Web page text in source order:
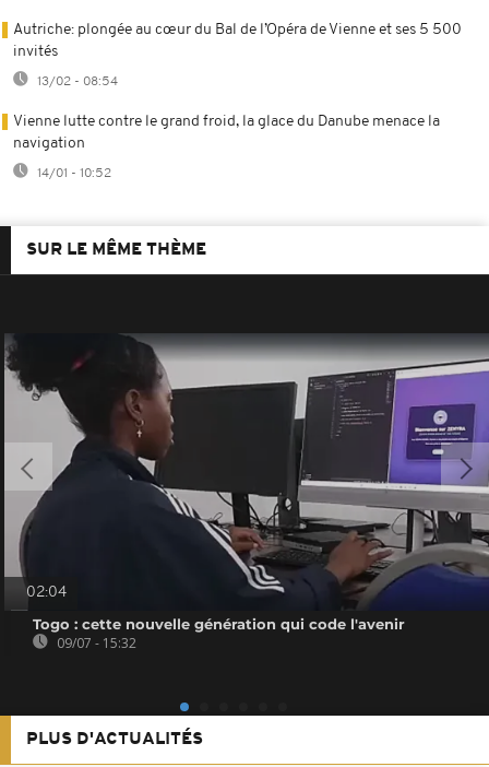
Autriche: plongée au cœur du Bal de l’Opéra de Vienne et ses 5 500
invités
13/02 - 08:54
Vienne lutte contre le grand froid, la glace du Danube menace la
navigation
14/01 - 10:52
SUR LE MÊME THÈME
02:04
Togo : cette nouvelle génération qui code l'avenir
09/07 - 15:32
PLUS D'ACTUALITÉS